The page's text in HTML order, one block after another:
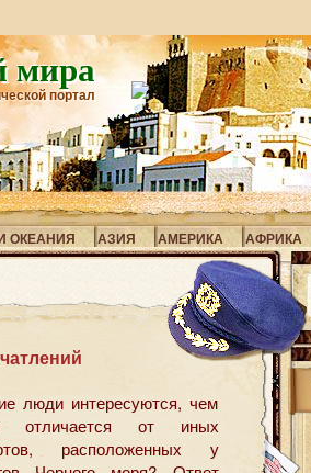
мира
портал
ОКЕАНИЯ АЗИЯ АМЕРИКА АФРИКА
люди интересуются, чем
отличается от иных
расположенных у